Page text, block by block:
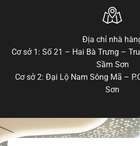
Địa chỉ nhà
Cơ sở 1: Số 21 – Hai Bà Trưng –
Sầm Sơn
Cơ sở 2: Đại Lộ Nam Sông Mã –
Sơn